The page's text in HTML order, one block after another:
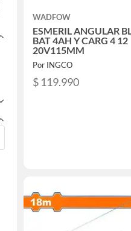
WADFOW
ESMERIL ANGULAR
BAT 4AH Y CARG 4 12
20V115MM
Por INGCO
$ 119.990